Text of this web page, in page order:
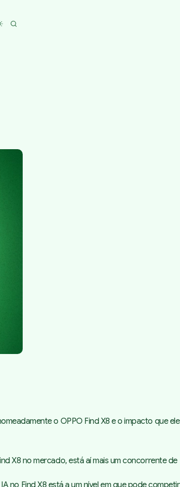
dark mode
o OPPO Find X8 e o impacto que ele
X8 no mercado, está aí mais um concorrente de